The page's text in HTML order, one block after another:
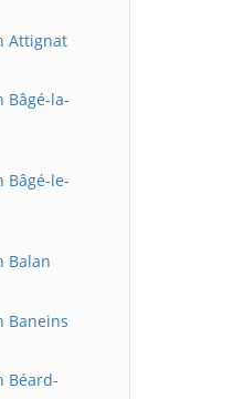
Attignat
Bâgé-la-
Bâgé-le-
Balan
Baneins
Béard-